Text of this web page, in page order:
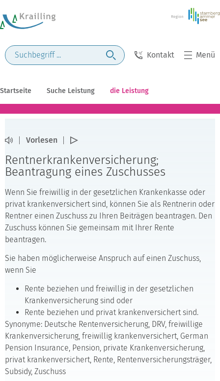
Kontakt Menü
Startseite Suche Leistung die Leistung
Vorlesen
Rentnerkrankenversicherung;
Beantragung eines Zuschusses
Wenn Sie freiwillig in der gesetzlichen Krankenkasse oder
privat krankenversichert sind, können Sie als Rentnerin oder
Rentner einen Zuschuss zu Ihren Beiträgen beantragen. Den
Zuschuss können Sie gemeinsam mit Ihrer Rente
beantragen.
Sie haben möglicherweise Anspruch auf einen Zuschuss,
wenn Sie
Rente beziehen und freiwillig in der gesetzlichen
Krankenversicherung sind oder
Rente beziehen und privat krankenversichert sind.
Synonyme: Deutsche Rentenversicherung, DRV, freiwillige
Krankenversicherung, freiwillig krankenversichert, German
Pension Insurance, Pension, private Krankenversicherung,
privat krankenversichert, Rente, Rentenversicherungsträger,
Subsidy, Zuschuss